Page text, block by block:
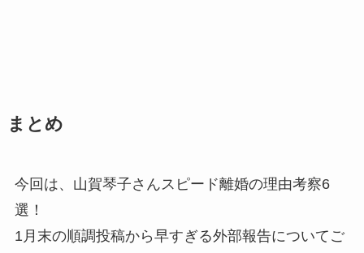
まとめ
今回は、山賀琴子さんスピード離婚の理由考察6
選！
1月末の順調投稿から早すぎる外部報告についてご